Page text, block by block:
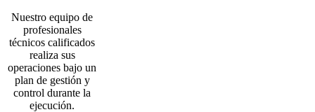
Nuestro equipo de
profesionales
técnicos calificados
realiza sus
operaciones bajo un
plan de gestión y
control durante la
ejecución.